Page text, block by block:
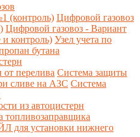
(контроль) Цифровой газовоз
Цифровой газовоз - Вариант
контроль) Узел учета по
бутана
перелива Система защиты
сливе на АЗС Система
из автоцистерн
топливозаправщика
для установки нижнего